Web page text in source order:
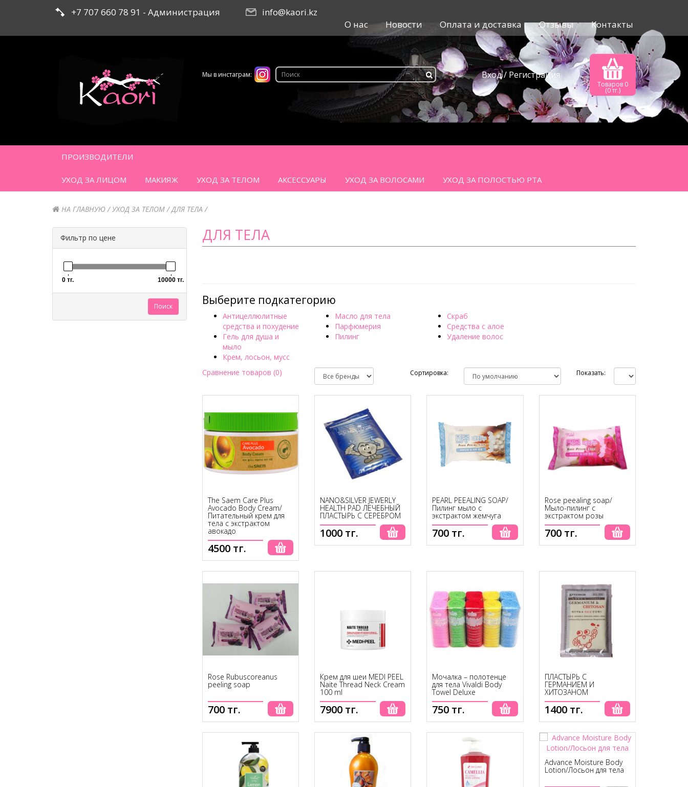
+7 707 660 78 91 - Администрация
info@kaori.kz
О нас
Новости Оплата и доставка Отзывы Контакты
Мы в инстаграм: Вход Регистрация
Товаров 0
(0 тг.)
ПРОИЗВОДИТЕЛИ
УХОД ЗА ЛИЦОМ МАКИЯЖ УХОД ЗА ТЕЛОМ АКСЕССУАРЫ УХОД ЗА ВОЛОСАМИ УХОД ЗА ПОЛОСТЬЮ РТА
НА ГЛАВНУЮ УХОД ЗА ТЕЛОМ ДЛЯ ТЕЛА
Фильтр по цене
0 тг. 10000 тг.
Поиск
ДЛЯ ТЕЛА
Выберите подкатегорию
Антицеллюлитные
средства и похудение
Гель для душа и
мыло
Крем, лосьон, мусс
Масло для тела
Парфюмерия
Пилинг
Скраб
Средства с алое
Удаление волос
Сравнение товаров (0) Сортировка: Показать:
The Saem Care Plus
Avocado Body Cream/
Питательный крем для
тела с экстрактом
авокадо
4500 тг.
NANO&SILVER JEWERLY
HEALTH PAD ЛЕЧЕБНЫЙ
ПЛАСТЫРЬ С СЕРЕБРОМ
1000 тг.
PEARL PEEALING SOAP/
Пилинг мыло с
экстрактом жемчуга
700 тг.
Rose peealing soap/
Мыло-пилинг с
экстрактом розы
700 тг.
Купить
Rose Rubuscoreanus
peeling soap
700 тг.
Крем для шеи MEDI PEEL
Naite Thread Neck Cream
100 ml
7900 тг.
Мочалка – полотенце
для тела Vivaldi Body
Towel Deluxe
750 тг.
ПЛАСТЫРЬ С
ГЕРМАНИЕМ И
ХИТОЗАНОМ
1400 тг.
Купить
Advance Moisture Body
Lotion/Лосьон для тела